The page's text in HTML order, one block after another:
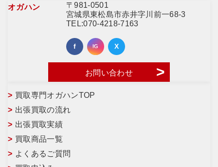
オガハン
〒981-0501
宮城県東松島市赤井字川前一68-3
TEL:070-4218-7163
お問い合わせ
買取専門オガハンTOP
出張買取の流れ
出張買取実績
買取商品一覧
よくあるご質問